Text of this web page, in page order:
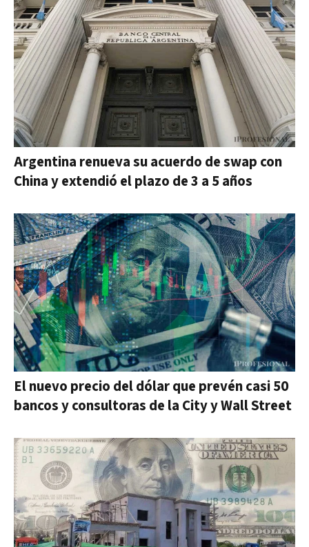
Argentina renueva su acuerdo de swap con
China y extendió el plazo de 3 a 5 años
El nuevo precio del dólar que prevén casi 50
bancos y consultoras de la City y Wall Street